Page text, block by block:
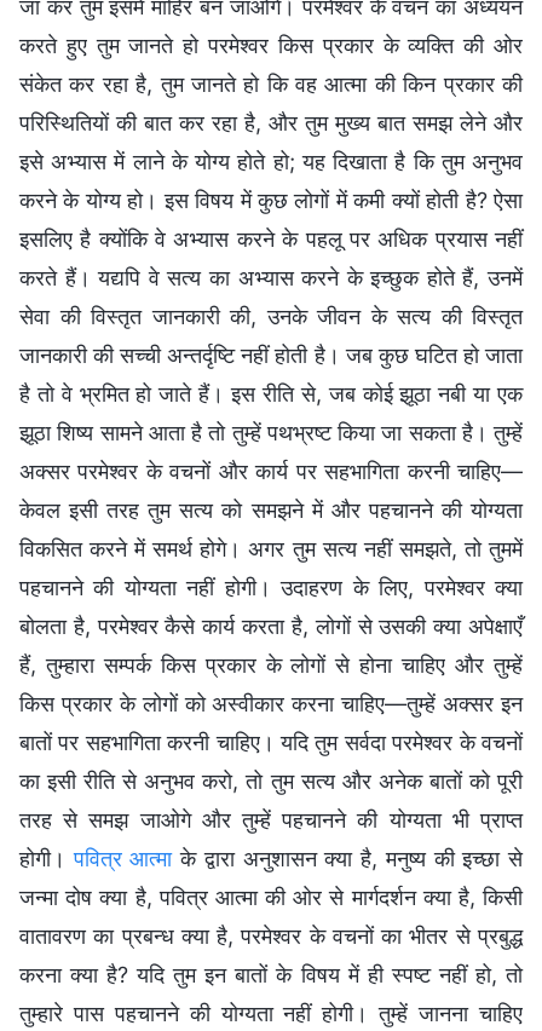
जा कर तुम इसमें माहिर बन जाओगे। परमेश्वर के वचन का अध्ययन
करते हुए तुम जानते हो परमेश्वर किस प्रकार के व्यक्ति की ओर
संकेत कर रहा है, तुम जानते हो कि वह आत्मा की किन प्रकार की
परिस्थितियों की बात कर रहा है, और तुम मुख्य बात समझ लेने और
इसे अभ्यास में लाने के योग्य होते हो; यह दिखाता है कि तुम अनुभव
करने के योग्य हो। इस विषय में कुछ लोगों में कमी क्यों होती है? ऐसा
इसलिए है क्योंकि वे अभ्यास करने के पहलू पर अधिक प्रयास नहीं
करते हैं। यद्यपि वे सत्य का अभ्यास करने के इच्छुक होते हैं, उनमें
सेवा की विस्तृत जानकारी की, उनके जीवन के सत्य की विस्तृत
जानकारी की सच्ची अन्तर्दृष्टि नहीं होती है। जब कुछ घटित हो जाता
है तो वे भ्रमित हो जाते हैं। इस रीति से, जब कोई झूठा नबी या एक
झूठा शिष्य सामने आता है तो तुम्हें पथभ्रष्ट किया जा सकता है। तुम्हें
अक्सर परमेश्वर के वचनों और कार्य पर सहभागिता करनी चाहिए—
केवल इसी तरह तुम सत्य को समझने में और पहचानने की योग्यता
विकसित करने में समर्थ होगे। अगर तुम सत्य नहीं समझते, तो तुममें
पहचानने की योग्यता नहीं होगी। उदाहरण के लिए, परमेश्वर क्या
बोलता है, परमेश्वर कैसे कार्य करता है, लोगों से उसकी क्या अपेक्षाएँ
हैं, तुम्हारा सम्पर्क किस प्रकार के लोगों से होना चाहिए और तुम्हें
किस प्रकार के लोगों को अस्वीकार करना चाहिए—तुम्हें अक्सर इन
बातों पर सहभागिता करनी चाहिए। यदि तुम सर्वदा परमेश्वर के वचनों
का इसी रीति से अनुभव करो, तो तुम सत्य और अनेक बातों को पूरी
तरह से समझ जाओगे और तुम्हें पहचानने की योग्यता भी प्राप्त
होगी।पवित्र आत्माके द्वारा अनुशासन क्या है, मनुष्य की इच्छा से
जन्मा दोष क्या है, पवित्र आत्मा की ओर से मार्गदर्शन क्या है, किसी
वातावरण का प्रबन्ध क्या है, परमेश्वर के वचनों का भीतर से प्रबुद्ध
करना क्या है? यदि तुम इन बातों के विषय में ही स्पष्ट नहीं हो, तो
तुम्हारे पास पहचानने की योग्यता नहीं होगी। तुम्हें जानना चाहिए